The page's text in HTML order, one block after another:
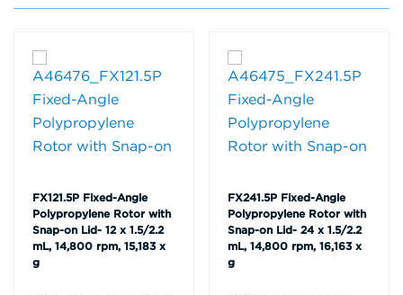
FX121.5P Fixed-Angle
Polypropylene Rotor with
Snap-on Lid- 12 x 1.5/2.2
mL, 14,800 rpm, 15,183 x
g
FX241.5P Fixed-Angle
Polypropylene Rotor with
Snap-on Lid- 24 x 1.5/2.2
mL, 14,800 rpm, 16,163 x
g